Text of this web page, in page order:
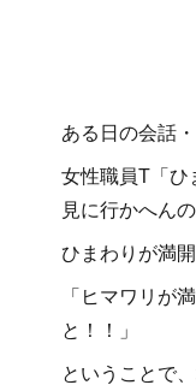
ある日の会話・
女性職員T「ひ
見に行かへんの
ひまわりが満
「ヒマワリが
と！！」
ということで